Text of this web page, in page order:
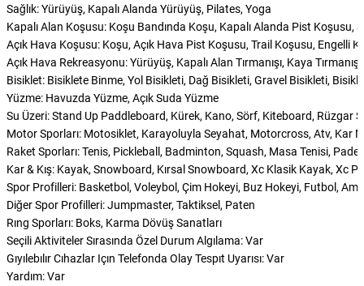
Sağlık: Yürüyüş, Kapalı Alanda Yürüyüş, Pilates, Yoga
Kapalı Alan Koşusu: Koşu Bandında Koşu, Kapalı Alanda Pist Koşusu,
Açık Hava Koşusu: Koşu, Açık Hava Pist Koşusu, Trail Koşusu, Engelli
Açık Hava Rekreasyonu: Yürüyüş, Kapalı Alan Tırmanışı, Kaya
Bisiklet: Bisiklete Binme, Yol Bisikleti, Dağ Bisikleti, Gravel Bisikleti,
Yüzme: Havuzda Yüzme, Açık Suda Yüzme
Su Üzeri: Stand Up Paddleboard, Kürek, Kano, Sörf, Kiteboard, Rüzgar
Motor Sporları: Motosiklet, Karayoluyla Seyahat, Motorcross, Atv, Kar
Raket Sporları: Tenis, Pickleball, Badminton, Squash, Masa Tenisi,
Kar & Kış: Kayak, Snowboard, Kırsal Snowboard, Xc Klasik Kayak, Xc
Spor Profilleri: Basketbol, Voleybol, Çim Hokeyi, Buz Hokeyi, Futbol,
Diğer Spor Profilleri: Jumpmaster, Taktiksel, Paten
Rıng Sporları: Boks, Karma Dövüş Sanatları
Seçili Aktiviteler Sırasında Özel Durum Algılama: Var
Gıyılebılır Cıhazlar Içın Telefonda Olay Tespıt Uyarısı: Var
Yardım: Var